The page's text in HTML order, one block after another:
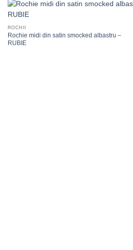
+
ROCHII
Rochie midi din satin smocked albastru –
RUBIE